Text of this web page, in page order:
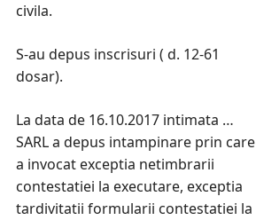
civila.
S-au depus inscrisuri ( d. 12-61
dosar).
La data de 16.10.2017 intimata …
SARL a depus intampinare prin care
a invocat exceptia netimbrarii
contestatiei la executare, exceptia
tardivitatii formularii contestatiei la